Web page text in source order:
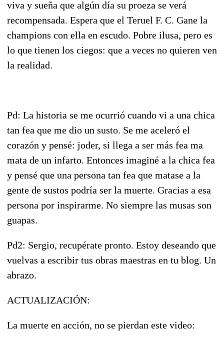
viva y sueña que algún día su proeza se verá
recompensada. Espera que el Teruel F. C. Gane la
champions con ella en escudo. Pobre ilusa, pero es
lo que tienen los ciegos: que a veces no quieren ven
la realidad.
Pd: La historia se me ocurrió cuando vi a una chica
tan fea que me dio un susto. Se me aceleró el
corazón y pensé: joder, si llega a ser más fea ma
mata de un infarto. Entonces imaginé a la chica fea
y pensé que una persona tan fea que matase a la
gente de sustos podría ser la muerte. Gracias a esa
persona por inspirarme. No siempre las musas son
guapas.
Pd2: Sergio, recupérate pronto. Estoy deseando que
vuelvas a escribir tus obras maestras en tu blog. Un
abrazo.
ACTUALIZACIÓN:
La muerte en acción, no se pierdan este video: